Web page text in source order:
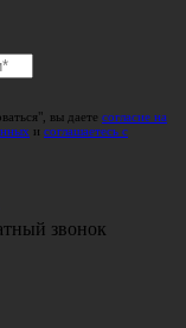
вы даете согласие на
и соглашаетесь с
звонок